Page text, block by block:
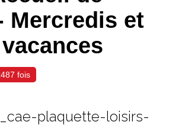
Mercredis et
fois
plaquette-loisirs-